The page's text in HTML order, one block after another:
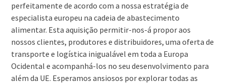
perfeitamente de acordo com a nossa estratégia de
especialista europeu na cadeia de abastecimento
alimentar. Esta aquisição permitir-nos-á propor aos
nossos clientes, produtores e distribuidores, uma oferta de
transporte e logística inigualável em toda a Europa
Ocidental e acompanhá-los no seu desenvolvimento para
além da UE. Esperamos ansiosos por explorar todas as